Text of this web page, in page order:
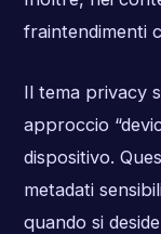
fraintendimenti
Il tema privacy
approccio
dispositivo.
metadati
quando si